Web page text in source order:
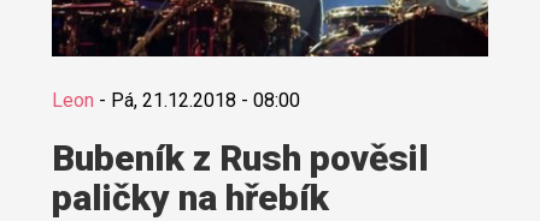
Leon - Pá, 21.12.2018 - 08:00
Bubeník z Rush pověsil
paličky na hřebík